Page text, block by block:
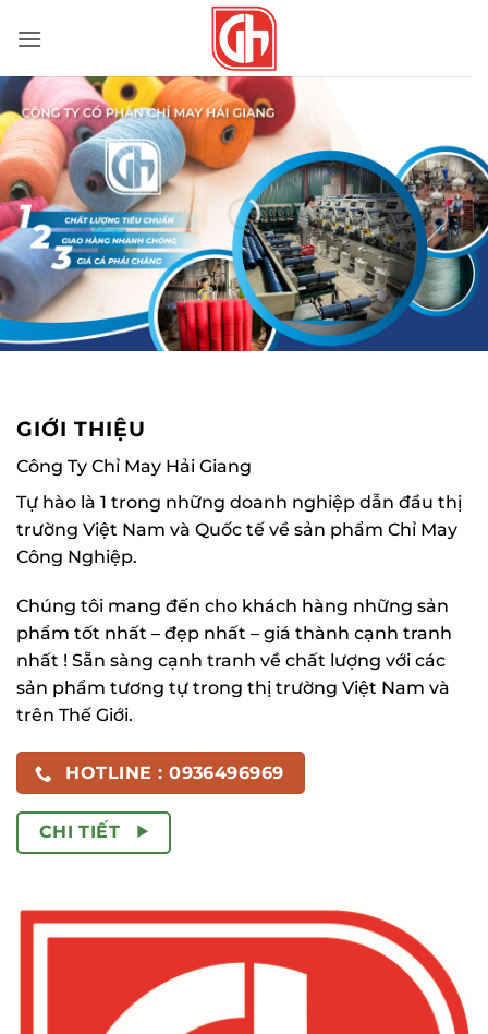
qua
dung
GIỚI THIỆU
Công Ty Chỉ May Hải Giang
Tự hào là 1 trong những doanh nghiệp dẫn đầu thị
trường Việt Nam và Quốc tế về sản phẩm Chỉ May
Công Nghiệp.
Chúng tôi mang đến cho khách hàng những sản
phẩm tốt nhất – đẹp nhất – giá thành cạnh tranh
nhất ! Sẵn sàng cạnh tranh về chất lượng với các
sản phẩm tương tự trong thị trường Việt Nam và
trên Thế Giới.
HOTLINE : 0936496969
CHI TIẾT